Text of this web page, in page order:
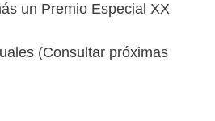
un Premio Especial XX
(Consultar próximas